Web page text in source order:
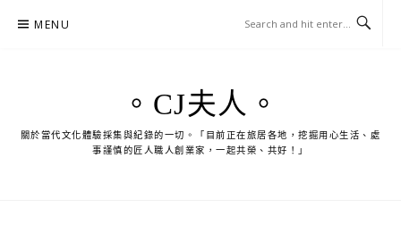
MENU
。CJ夫人。
關於當代文化體驗採集與紀錄的一切。「目前正在旅居各地，挖掘用心生活、處
事謹慎的匠人職人創業家，一起共榮、共好！」